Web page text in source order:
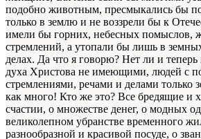
подобно животным, пресмыкались бы
только в землю и не воззрели бы к
имели бы горних, небесных помыслов,
стремлений, а утопали бы лишь в
делах. Да что я говорю? Нет ли и
духа Христова не имеющими, людей с
стремлениями, речами и делами только
как много! Кто же это? Все бредящие и
счастии, о множестве денег, о модных
великолепном убранстве временного
разнообразной и красивой посуде, о